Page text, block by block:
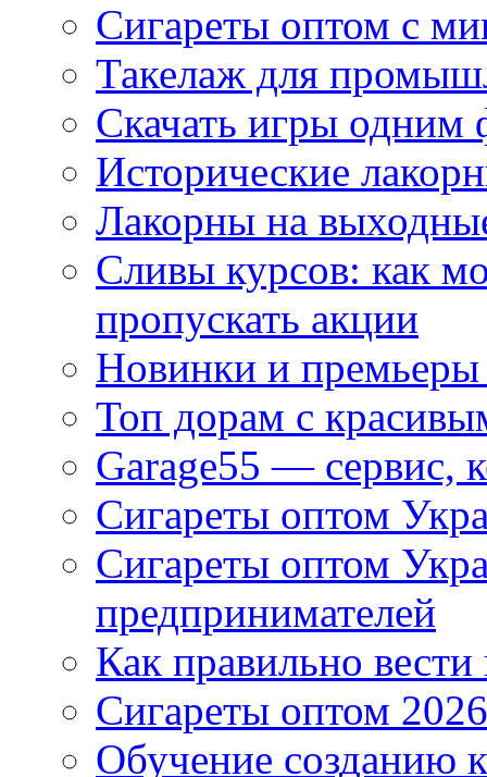
Сигареты оптом с
Такелаж для
Скачать игры одним
Исторические
Лакорны на
Сливы курсов: как
пропускать акции
Новинки и
Топ дорам с
Garage55 — сервис,
Сигареты оптом
Сигареты оптом
предпринимателей
Как правильно
Сигареты оптом
Обучение созданию